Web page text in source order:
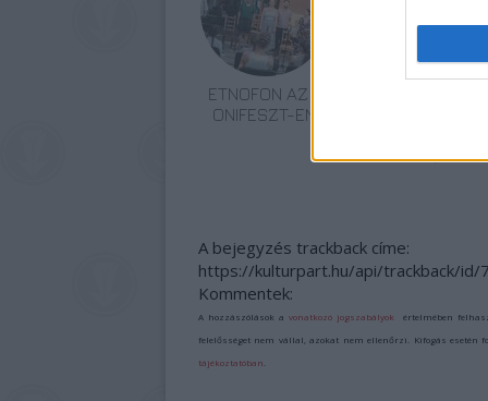
I want
I want
ETNOFON AZ I.
ONIFESZT-EN
SZÍNHÁZRÓL
A bejegyzés trackback címe:
https://kulturpart.hu/api/trackback/id/
Kommentek:
A hozzászólások avonatkozó jogszabályok értelmében
felelősséget nem vállal, azokat nem ellenőrzi. Kifogás esetén
tájékoztatóban